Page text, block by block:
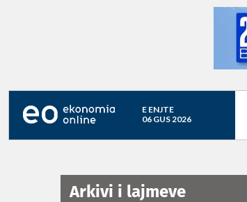
E ENJTE
06 GUS 2026
Arkivi i lajmeve